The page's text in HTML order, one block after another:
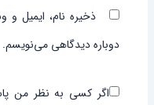
ذخیره نام، ایمیل
دوباره دیدگاهی می‌نویسم.
اگر کسی به نظر من